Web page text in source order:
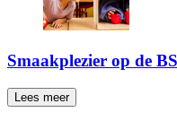
Smaakplezier op de
Lees meer